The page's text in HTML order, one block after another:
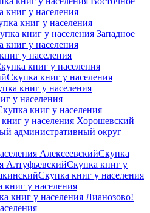
книг у населения
книг у населения
книг у населения Западное
книг у населения
у населения
книг у населения
Скупка книг у населения
книг у населения
у населения
книг у населения
у населения Хорошевский
административный округ
АлексеевскийСкупка
АлтуфьевскийСкупка книг у
Скупка книг у населения
книг у населения
книг у населения Лианозово!